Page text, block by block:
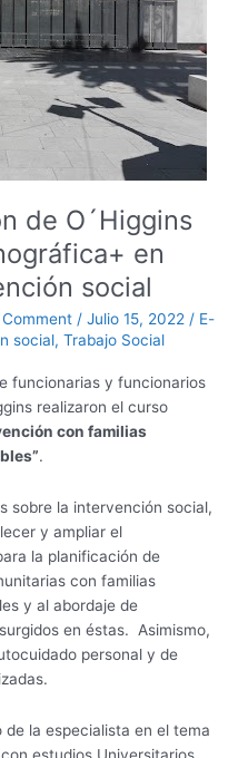
de O´Higgins
en
social
/ Julio 15, 2022 / E-
social, Trabajo Social
funcionarias y funcionarios
realizaron el curso
con familias
.
sobre la intervención social,
y ampliar el
la planificación de
con familias
y al abordaje de
en éstas. Asimismo,
personal y de
la especialista en el tema
estudios Universitarios